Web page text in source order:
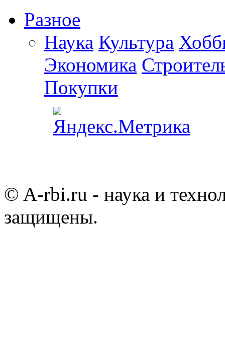
Разное
Наука Культура
Экономика
Покупки
© A-rbi.ru - наука и
защищены.